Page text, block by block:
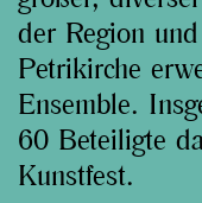
der Region
Petrikirche
Ensemble.
60 Beteiligte
Kunstfest.